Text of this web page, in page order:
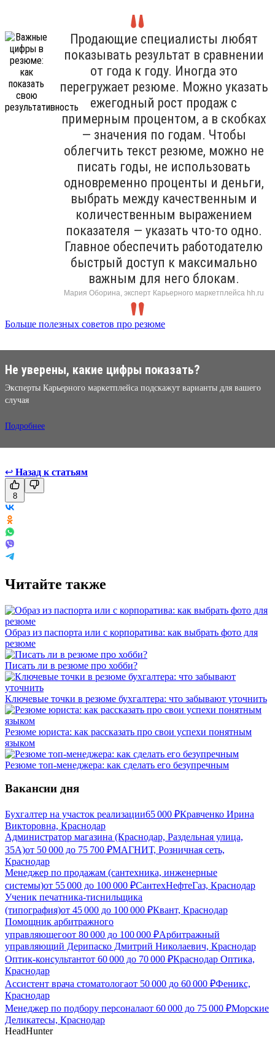
Продающие специалисты любят
показывать результат в сравнении
от года к году. Иногда это
перегружает резюме. Можно указать
ежегодный рост продаж с
примерным процентом, а в скобках
— значения по годам. Чтобы
облегчить текст резюме, можно не
писать годы, не использовать
одновременно проценты и деньги,
выбрать между качественным и
количественным выражением
показателя — указать что-то одно.
Главное обеспечить работодателю
быстрый доступ к максимально
важным для него блокам.
Мария Оборина, эксперт Карьерного маркетплейса hh.ru
Больше полезных советов про резюме
Не уверены, какие цифры показать?
Эксперты Карьерного маркетплейса подскажут варианты для вашего
случая
Подробнее
↩ Назад к статьям
8
Читайте также
Образ из паспорта или с корпоратива: как выбрать фото для
резюме
Писать ли в резюме про хобби?
Ключевые точки в резюме бухгалтера: что забывают уточнить
Резюме юриста: как рассказать про свои успехи понятным
языком
Резюме топ-менеджера: как сделать его безупречным
Вакансии дня
Бухгалтер на участок реализации65 000 ₽Кравченко Ирина
Викторовна, Краснодар
Администратор магазина (Краснодар, Раздельная улица,
35А)от 50 000 до 75 700 ₽МАГНИТ, Розничная сеть,
Краснодар
Менеджер по продажам (сантехника, инженерные
системы)от 55 000 до 100 000 ₽СантехНефтеГаз, Краснодар
Ученик печатника-тиснильщика
(типография)от 45 000 до 100 000 ₽Квант, Краснодар
Помощник арбитражного
управляющегоот 80 000 до 100 000 ₽Арбитражный
управляющий Дерипаско Дмитрий Николаевич, Краснодар
Оптик-консультантот 60 000 до 70 000 ₽Краснодар Оптика,
Краснодар
Ассистент врача стоматологаот 50 000 до 60 000 ₽Феникс,
Краснодар
Менеджер по подбору персоналаот 60 000 до 75 000 ₽Морские
Деликатесы, Краснодар
HeadHunter